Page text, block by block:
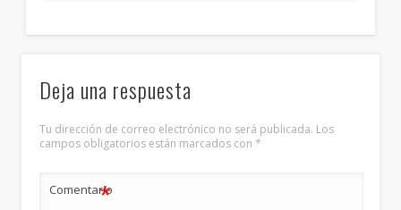
Deja una respuesta
Tu dirección de correo electrónico no será publicada. Los
campos obligatorios están marcados con*
Comentario
*